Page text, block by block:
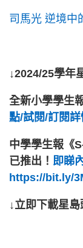
司馬光 逆境中
↓2024/25學年
全新小學學生
點/試閱/訂閱
中學學生報《
已推出！ 即睇
https://bit.ly/
↓立即下載星